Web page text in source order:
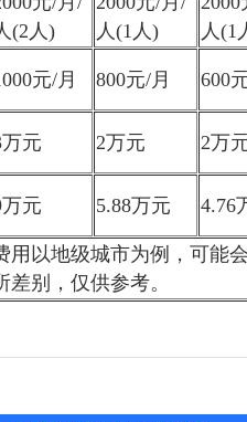
(2人)
人(1人)
人(1
元/月 800元/月 600
元 2万元 2万
元 5.88万元 4.76
用以地级城市为例，可能
差别，仅供参考。